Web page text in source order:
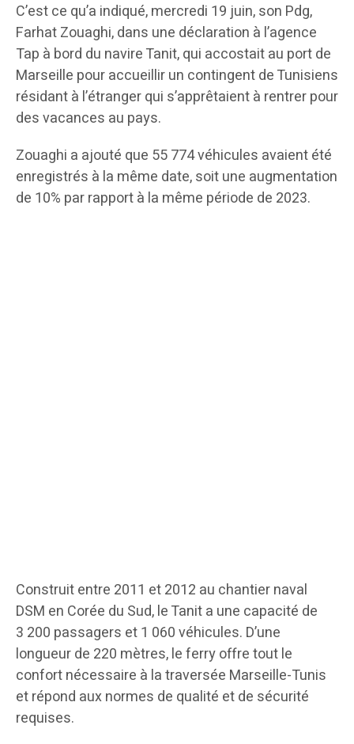
C’est ce qu’a indiqué, mercredi 19 juin, son Pdg,
Farhat Zouaghi, dans une déclaration à l’agence
Tap à bord du navire Tanit, qui accostait au port de
Marseille pour accueillir un contingent de Tunisiens
résidant à l’étranger qui s’apprêtaient à rentrer pour
des vacances au pays.
Zouaghi a ajouté que 55 774 véhicules avaient été
enregistrés à la même date, soit une augmentation
de 10% par rapport à la même période de 2023.
Construit entre 2011 et 2012 au chantier naval
DSM en Corée du Sud, le Tanit a une capacité de
3 200 passagers et 1 060 véhicules. D’une
longueur de 220 mètres, le ferry offre tout le
confort nécessaire à la traversée Marseille-Tunis
et répond aux normes de qualité et de sécurité
requises.